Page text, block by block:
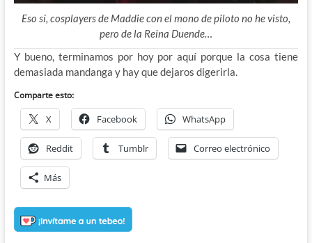
Eso sí, cosplayers de Maddie con el mono de piloto no he visto,
pero de la Reina Duende…
Y bueno, terminamos por hoy por aquí porque la cosa tiene
demasiada mandanga y hay que dejaros digerirla.
Comparte esto:
X Facebook WhatsApp
Reddit Tumblr Correo electrónico
Más